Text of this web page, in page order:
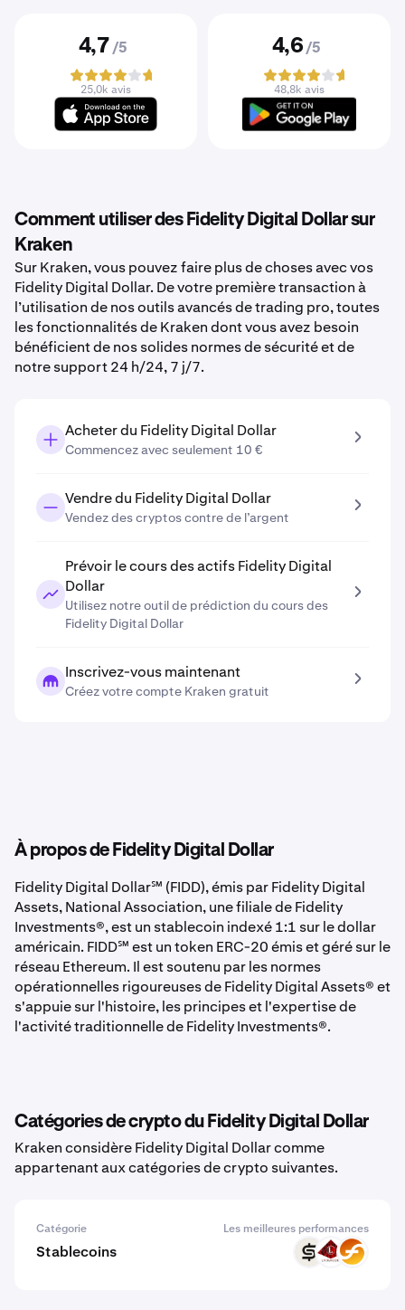
4,7 /5
25,0k avis
4,6 /5
48,8k avis
Comment utiliser des Fidelity Digital Dollar sur
Kraken
Sur Kraken, vous pouvez faire plus de choses avec vos
Fidelity Digital Dollar. De votre première transaction à
l’utilisation de nos outils avancés de trading pro, toutes
les fonctionnalités de Kraken dont vous avez besoin
bénéficient de nos solides normes de sécurité et de
notre support 24 h/24, 7 j/7.
Acheter du Fidelity Digital Dollar
Commencez avec seulement 10 €
Vendre du Fidelity Digital Dollar
Vendez des cryptos contre de l’argent
Prévoir le cours des actifs Fidelity Digital
Dollar
Utilisez notre outil de prédiction du cours des
Fidelity Digital Dollar
Inscrivez-vous maintenant
Créez votre compte Kraken gratuit
À propos de Fidelity Digital Dollar
Fidelity Digital Dollar℠ (FIDD), émis par Fidelity Digital
Assets, National Association, une filiale de Fidelity
Investments®, est un stablecoin indexé 1:1 sur le dollar
américain. FIDD℠est un token ERC-20 émis et géré sur le
réseau Ethereum. Il est soutenu par les normes
opérationnelles rigoureuses de Fidelity Digital Assets® et
s'appuie sur l'histoire, les principes et l'expertise de
l'activité traditionnelle de Fidelity Investments®.
Catégories de crypto du Fidelity Digital Dollar
Kraken considère Fidelity Digital Dollar comme
appartenant aux catégories de crypto suivantes.
Catégorie Les meilleures performances
Stablecoins CASH USAD RUSD